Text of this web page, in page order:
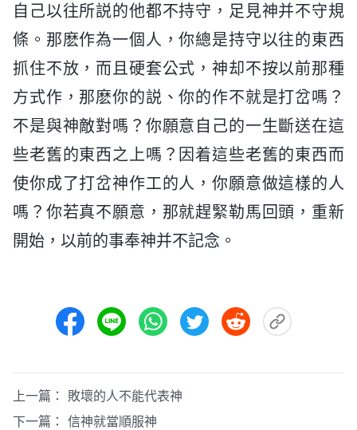
自己以往所説的他都不持守，足見神并不守規
條。那麽作為一個人，你總是持守以往的東西
抓住不放，而且硬套公式，神却不按以前那種
方式作，那麽你的説、你的作不就是打岔嗎？
不是與神敵對嗎？你願意自己的一生斷送在這
些老舊的東西之上嗎？因着這些老舊的東西而
使你成了打岔神作工的人，你願意做這樣的人
嗎？你若真不願意，那就趕緊勒馬回頭，重新
開始，以前的事奉神并不記念。
上一篇： 敗壞的人不能代表神
下一篇： 信神就當順服神